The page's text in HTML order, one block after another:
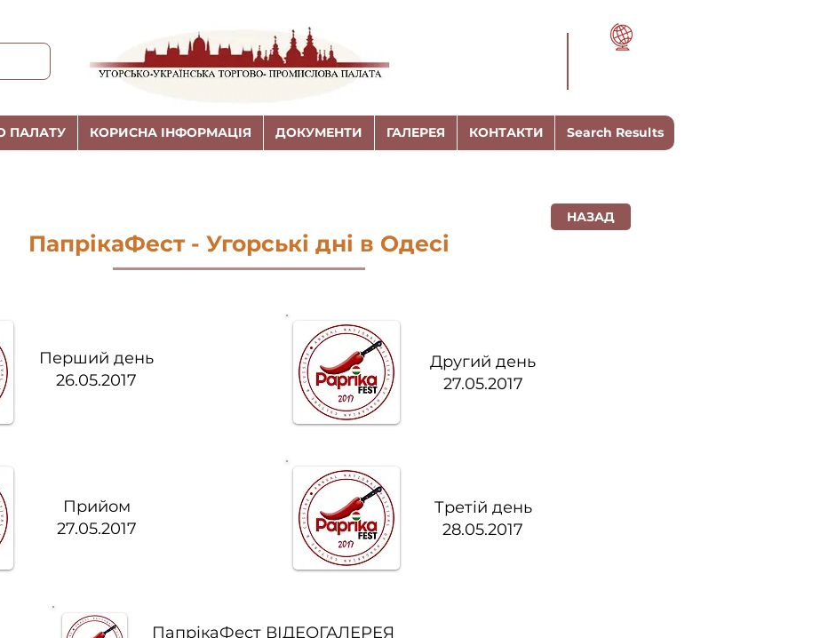
ПАЛАТУ КОРИСНА ІНФОРМАЦІЯ ДОКУМЕНТИ ГАЛЕРЕЯ КОНТАКТИ Search Results
НАЗАД
ПапрікаФест - Угорські дні в Одесі
Перший день
26.05.2017
Другий день
27.05.2017
Прийом
27.05.2017
Третій день
28.05.2017
ПапрікаФест ВІДЕОГАЛЕРЕЯ